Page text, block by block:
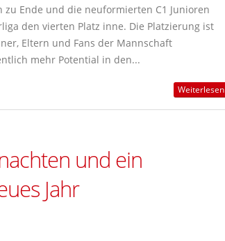
zu Ende und die neuformierten C1 Junioren
den vierten Platz inne. Die Platzierung ist
Eltern und Fans der Mannschaft
mehr Potential in den...
Weiterlesen
und ein
Jahr